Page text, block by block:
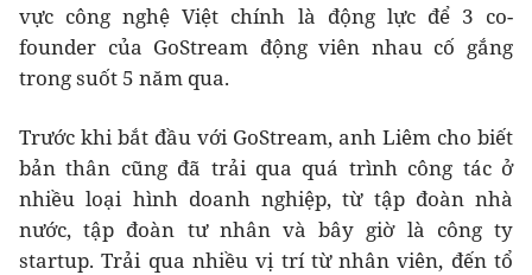
vực công nghệ Việt chính là động lực để 3 co-
founder của GoStream động viên nhau cố gắng
trong suốt 5 năm qua.
Trước khi bắt đầu với GoStream, anh Liêm cho biết
bản thân cũng đã trải qua quá trình công tác ở
nhiều loại hình doanh nghiệp, từ tập đoàn nhà
nước, tập đoàn tư nhân và bây giờ là công ty
startup. Trải qua nhiều vị trí từ nhân viên, đến tổ